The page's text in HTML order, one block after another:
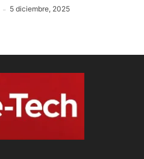
- 5 diciembre, 2025